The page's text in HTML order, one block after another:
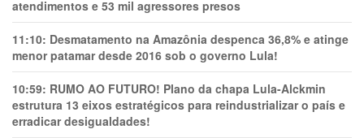
atendimentos e 53 mil agressores presos
11:10: Desmatamento na Amazônia despenca 36,8% e atinge
menor patamar desde 2016 sob o governo Lula!
10:59: RUMO AO FUTURO! Plano da chapa Lula-Alckmin
estrutura 13 eixos estratégicos para reindustrializar o país e
erradicar desigualdades!